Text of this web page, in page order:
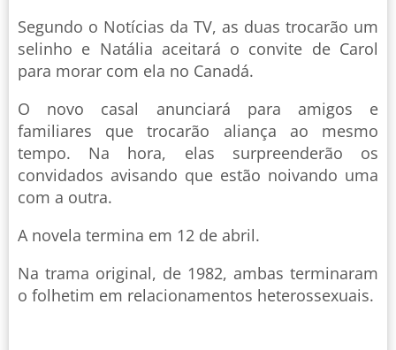
Segundo o Notícias da TV, as duas trocarão um
selinho e Natália aceitará o convite de Carol
para morar com ela no Canadá.
O novo casal anunciará para amigos e
familiares que trocarão aliança ao mesmo
tempo. Na hora, elas surpreenderão os
convidados avisando que estão noivando uma
com a outra.
A novela termina em 12 de abril.
Na trama original, de 1982, ambas terminaram
o folhetim em relacionamentos heterossexuais.